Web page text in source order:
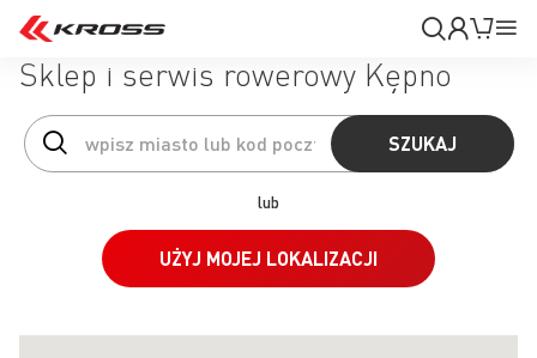
Mój
Moje
konto
Sklep i serwis rowerowy Kępno
SZUKAJ
lub
UŻYJ MOJEJ LOKALIZACJI